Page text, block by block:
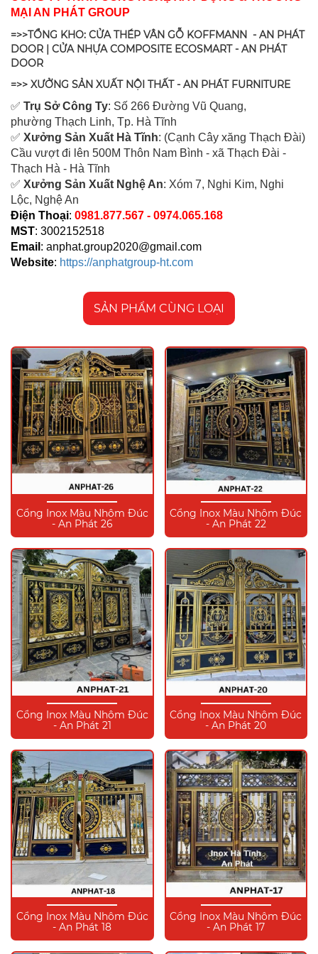
MẠI AN PHÁT GROUP
=>>TỔNG KHO: CỬA THÉP VÂN GỖ KOFFMANN - AN PHÁT
DOOR | CỬA NHỰA COMPOSITE ECOSMART - AN PHÁT
DOOR
=>> XƯỞNG SẢN XUẤT NỘI THẤT - AN PHÁT FURNITURE
✅ Trụ Sở Công Ty: Số 266 Đường Vũ Quang,
phường Thạch Linh, Tp. Hà Tĩnh
✅ Xưởng Sản Xuất Hà Tĩnh: (Cạnh Cây xăng Thạch Đài)
Cầu vượt đi lên 500M Thôn Nam Bình - xã Thạch Đài -
Thạch Hà - Hà Tĩnh
✅ Xưởng Sản Xuất Nghệ An: Xóm 7, Nghi Kim, Nghi
Lộc, Nghệ An
Điện Thoại: 0981.877.567 - 0974.065.168
MST: 3002152518
Email : anphat.group2020@gmail.com
Website: https://anphatgroup-ht.com
SẢN PHẨM CÙNG LOẠI
Cổng Inox Màu Nhôm Đúc
- An Phát 26
Cổng Inox Màu Nhôm Đúc
- An Phát 22
Cổng Inox Màu Nhôm Đúc
- An Phát 21
Cổng Inox Màu Nhôm Đúc
- An Phát 20
Cổng Inox Màu Nhôm Đúc
- An Phát 18
Cổng Inox Màu Nhôm Đúc
- An Phát 17